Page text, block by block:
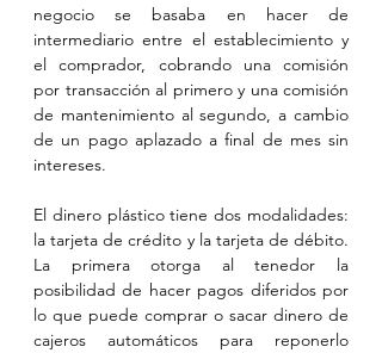
negocio se basaba en hacer de
intermediario entre el establecimiento y
el comprador, cobrando una comisión
por transacción al primero y una comisión
de mantenimiento al segundo, a cambio
de un pago aplazado a final de mes sin
intereses.
El dinero plástico tiene dos modalidades:
la tarjeta de crédito y la tarjeta de débito.
La primera otorga al tenedor la
posibilidad de hacer pagos diferidos por
lo que puede comprar o sacar dinero de
cajeros automáticos para reponerlo